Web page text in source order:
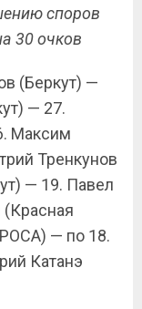
споров
30 очков
(Беркут) —
— 27.
Максим
Тренкунов
— 19. Павел
— по 18.
Катанэ